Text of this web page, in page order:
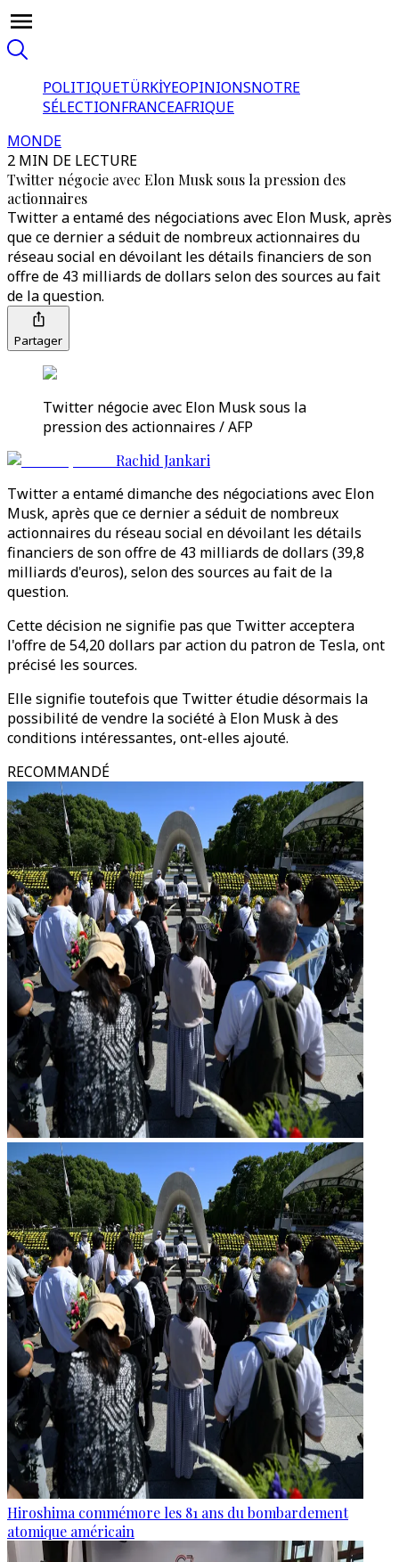
POLITIQUETÜRKİYEOPINIONSNOTRE
SÉLECTIONFRANCEAFRIQUE
MONDE
2 MIN DE LECTURE
Twitter négocie avec Elon Musk sous la pression des
actionnaires
Twitter a entamé des négociations avec Elon Musk, après
que ce dernier a séduit de nombreux actionnaires du
réseau social en dévoilant les détails financiers de son
offre de 43 milliards de dollars selon des sources au fait
de la question.
Partager
Twitter négocie avec Elon Musk sous la
pression des actionnaires / AFP
Rachid Jankari
Twitter a entamé dimanche des négociations avec Elon
Musk, après que ce dernier a séduit de nombreux
actionnaires du réseau social en dévoilant les détails
financiers de son offre de 43 milliards de dollars (39,8
milliards d'euros), selon des sources au fait de la
question.
Cette décision ne signifie pas que Twitter acceptera
l'offre de 54,20 dollars par action du patron de Tesla, ont
précisé les sources.
Elle signifie toutefois que Twitter étudie désormais la
possibilité de vendre la société à Elon Musk à des
conditions intéressantes, ont-elles ajouté.
RECOMMANDÉ
Hiroshima commémore les 81 ans du bombardement
atomique américain